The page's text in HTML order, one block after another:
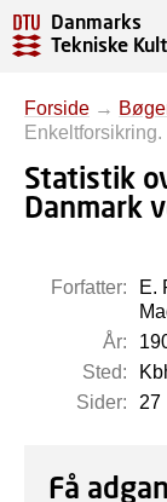
Danmarks
Tekniske
Forside →
Enkeltforsikring.
Statistik
Danmark
Forfatter:
E.
År:
Sted:
Sider:
27
Få